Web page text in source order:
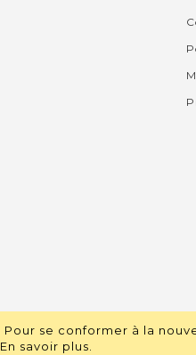
Pour se conformer à la
En savoir plus